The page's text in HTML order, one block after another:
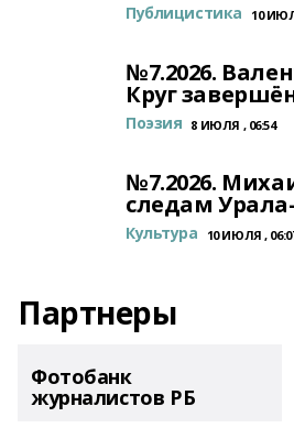
Публицистика 10
№7.2026.
Круг
Поэзия 8 ИЮЛЯ , 06:54
№7.2026.
следам
Культура 10 ИЮЛЯ ,
Партнеры
Фотобанк
журналистов РБ